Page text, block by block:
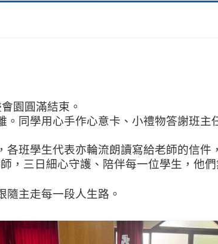
園圓滿結束。
同學用心手作心意卡、小禮物答謝班主
班學生代表亦輪流朗讀寫給老師的信件
，三日細心守護、陪伴每一位學生，他
主走每一段人生路。